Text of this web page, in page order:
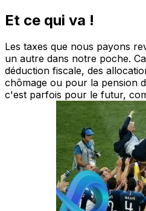
Et ce qui va !
Les taxes que nous payons
un autre dans notre poche.
déduction fiscale, des
chômage ou pour la pension
c'est parfois pour le futur,